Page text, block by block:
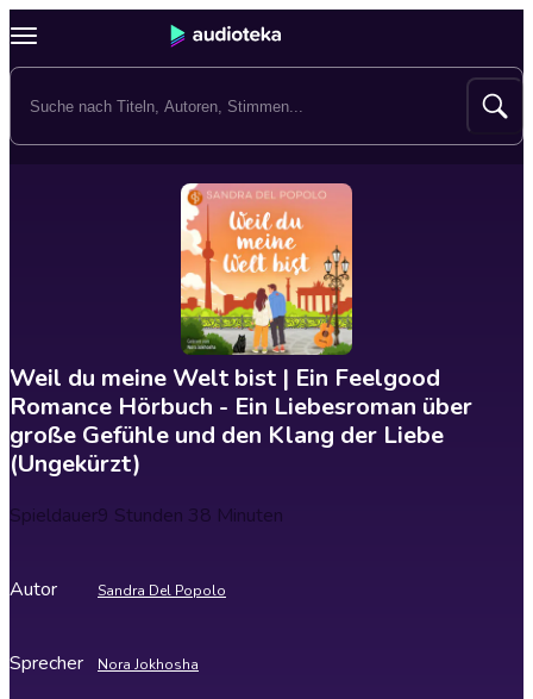
Weil du meine Welt bist | Ein Feelgood
Romance Hörbuch - Ein Liebesroman über
große Gefühle und den Klang der Liebe
(Ungekürzt)
Spieldauer9 Stunden 38 Minuten
Autor Sandra Del Popolo
Sprecher Nora Jokhosha